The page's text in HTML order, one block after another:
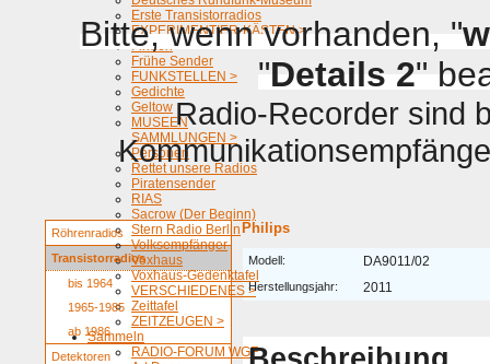
Erste Transistorradios
EXPERIMENTIER-KÄSTEN >
Firmen
Frühe Sender
FUNKSTELLEN >
Gedichte
Geltow
MUSEEN
SAMMLUNGEN >
Personen
Rettet unsere Radios
Piratensender
RIAS
Sacrow (Der Beginn)
Stern Radio Berlin
Volksempfänger
Voxhaus
Voxhaus-Gedenktafel
VERSCHIEDENES >
Zeittafel
ZEITZEUGEN >
Sammeln
RADIO-FORUM WGF
Bitte, wenn vorhanden, "
"Details 2"
Radio-Recorder sind
Röhrenradios
Transistorradios
bis 1964
1965-1985
ab 1986
Detektoren
Philips
Modell: DA9011/02
Herstellungsjahr: 2011